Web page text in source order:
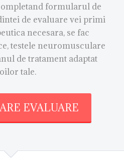
formularul de
de evaluare vei primi
necesara, se fac
testele neuromusculare
de tratament adaptat
tale.
EVALUARE